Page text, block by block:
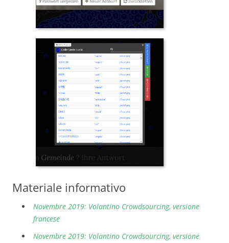
Materiale informativo
Novembre 2019: Volantino Crowdsourcing, versione
francese
Novembre 2019: Volantino Crowdsourcing, versione